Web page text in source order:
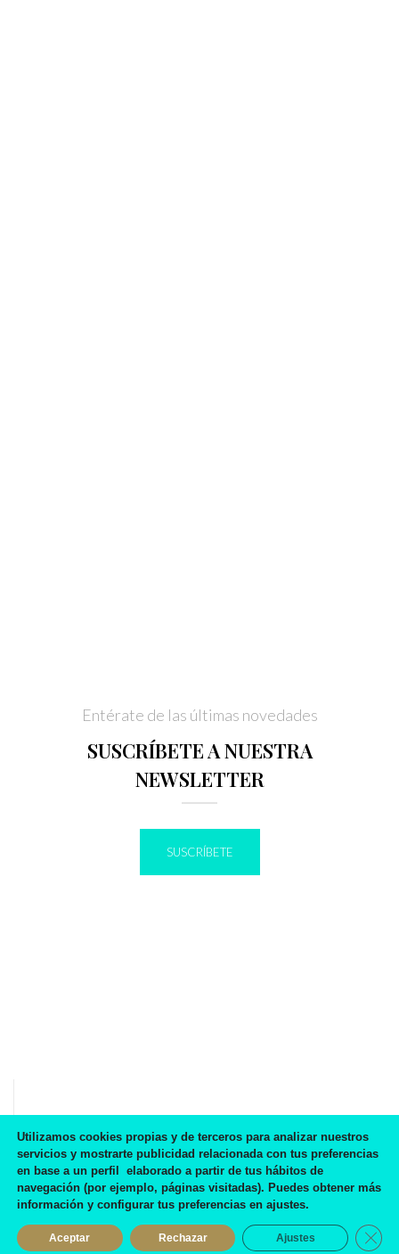
Entérate de las últimas novedades
SUSCRÍBETE A NUESTRA
NEWSLETTER
SUSCRÍBETE
Preciosos zapatos, de buena calidad y la atención...
suprema!
Eva Mora García
Utilizamos cookies propias y de terceros para analizar nuestros
servicios y mostrarte publicidad relacionada con tus preferencias
en base a un perfil elaborado a partir de tus hábitos de
navegación (por ejemplo, páginas visitadas). Puedes obtener más
información y configurar tus preferencias en ajustes.
Aceptar Rechazar Ajustes